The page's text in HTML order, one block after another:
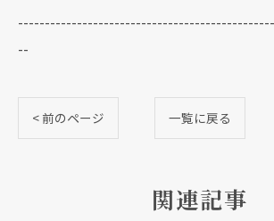
--
< 前のページ 一覧に戻る
関連記事